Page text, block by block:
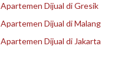
Apartemen Dijual di Gresik
Apartemen Dijual di Malang
Apartemen Dijual di Jakarta